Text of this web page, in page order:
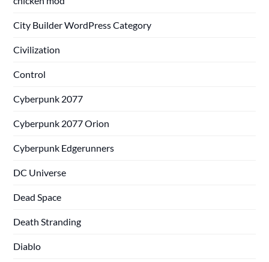
City Builder WordPress Category
Civilization
Control
Cyberpunk 2077
Cyberpunk 2077 Orion
Cyberpunk Edgerunners
DC Universe
Dead Space
Death Stranding
Diablo